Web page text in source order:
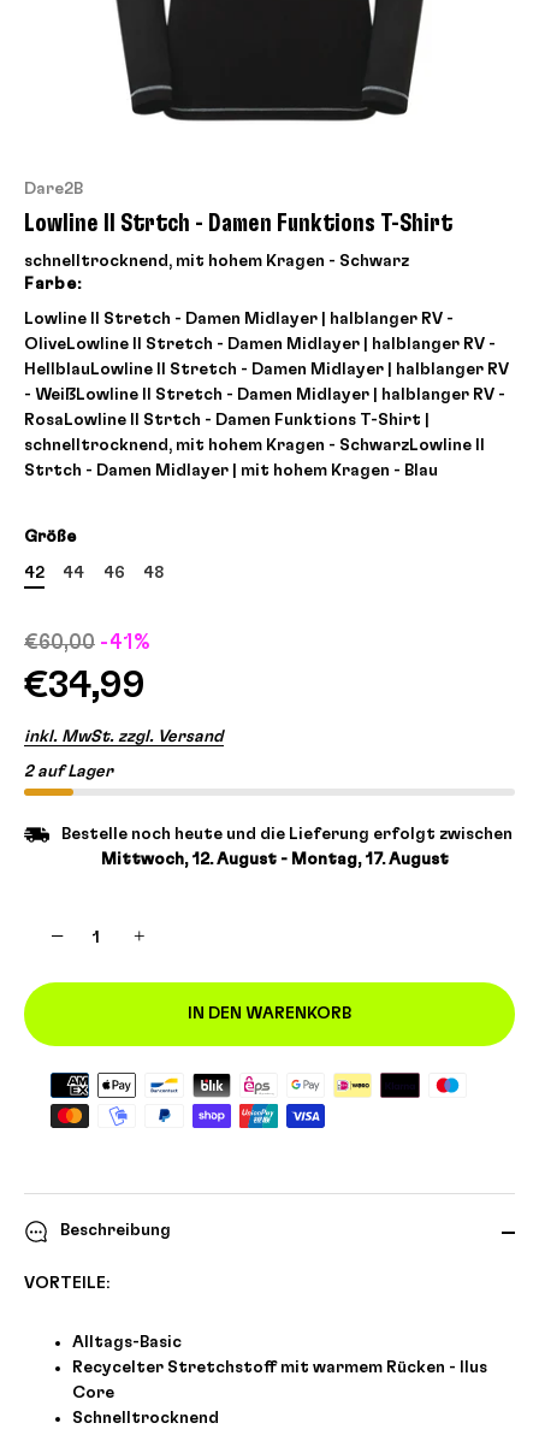
Dare2B
Lowline II Strtch - Damen Funktions T-Shirt
schnelltrocknend, mit hohem Kragen - Schwarz
Farbe:
Lowline II Stretch - Damen Midlayer | halblanger RV -
OliveLowline II Stretch - Damen Midlayer | halblanger RV -
Hellblau Lowline II Stretch - Damen Midlayer | halblanger RV
- WeißLowline II Stretch - Damen Midlayer | halblanger RV -
Rosa Lowline II Strtch - Damen Funktions T-Shirt |
schnelltrocknend, mit hohem Kragen - SchwarzLowline II
Strtch - Damen Midlayer | mit hohem Kragen - Blau
Größe
42 44 46 48
€60,00 -41%
€34,99
inkl. MwSt. zzgl. Versand
2 auf Lager
Bestelle noch heute und die Lieferung erfolgt zwischen
Mittwoch, 12. August - Montag, 17. August
− +
IN DEN WARENKORB
Beschreibung
VORTEILE:
Alltags-Basic
Recycelter Stretchstoff mit warmem Rücken - Ilus
Core
Schnelltrocknend